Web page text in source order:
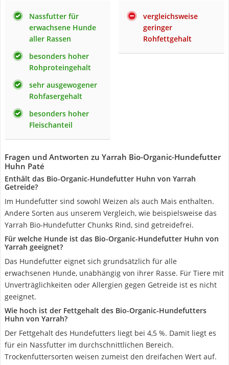
Nassfutter für
erwachsene Hunde
aller Rassen
besonders hoher
Rohproteingehalt
sehr ausgewogener
Rohfasergehalt
besonders hoher
Fleischanteil
vergleichsweise
geringer
Rohfettgehalt
Fragen und Antworten zu Yarrah Bio-Organic-Hundefutter
Huhn Paté
Enthält das Bio-Organic-Hundefutter Huhn von Yarrah
Getreide?
Im Hundefutter sind sowohl Weizen als auch Mais enthalten.
Andere Sorten aus unserem Vergleich, wie beispielsweise das
Yarrah Bio-Hundefutter Chunks Rind, sind getreidefrei.
Für welche Hunde ist das Bio-Organic-Hundefutter Huhn von
Yarrah geeignet?
Das Hundefutter eignet sich grundsätzlich für alle
erwachsenen Hunde, unabhängig von ihrer Rasse. Für Tiere mit
Unverträglichkeiten oder Allergien gegen Getreide ist es nicht
geeignet.
Wie hoch ist der Fettgehalt des Bio-Organic-Hundefutters
Huhn von Yarrah?
Der Fettgehalt des Hundefutters liegt bei 4,5 %. Damit liegt es
für ein Nassfutter im durchschnittlichen Bereich.
Trockenfuttersorten weisen zumeist den dreifachen Wert auf.